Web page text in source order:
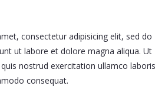
consectetur adipisicing elit, sed do
ut labore et dolore magna aliqua. Ut
nostrud exercitation ullamco laboris
consequat.